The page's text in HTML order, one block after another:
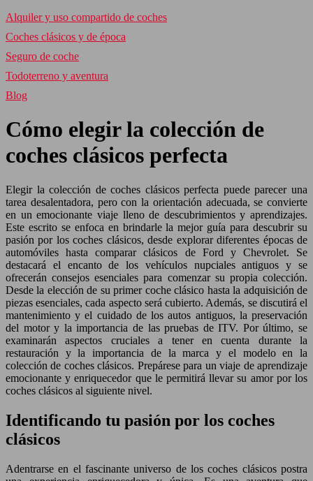
Alquiler y uso compartido de coches
Coches clásicos y de época
Seguro de coche
Todoterreno y aventura
Blog
Cómo elegir la colección de
coches clásicos perfecta
Elegir la colección de coches clásicos perfecta puede parecer una
tarea desalentadora, pero con la orientación adecuada, se convierte
en un emocionante viaje lleno de descubrimientos y aprendizajes.
Este escrito se enfoca en brindarle la mejor guía para descubrir su
pasión por los coches clásicos, desde explorar diferentes épocas de
automóviles hasta comparar clásicos de Ford y Chevrolet. Se
destacará el encanto de los vehículos nupciales antiguos y se
ofrecerán consejos esenciales para comenzar su propia colección.
Desde la elección de su primer coche clásico hasta la adquisición de
piezas esenciales, cada aspecto será cubierto. Además, se discutirá el
mantenimiento y el cuidado de los autos antiguos, la preservación
del motor y la importancia de las pruebas de ITV. Por último, se
examinarán aspectos cruciales a tener en cuenta durante la
restauración y la importancia de la marca y el modelo en la
colección de coches clásicos. Prepárese para un viaje de aprendizaje
emocionante y enriquecedor que le permitirá llevar su amor por los
coches clásicos al siguiente nivel.
Identificando tu pasión por los coches
clásicos
Adentrarse en el fascinante universo de los coches clásicos postra